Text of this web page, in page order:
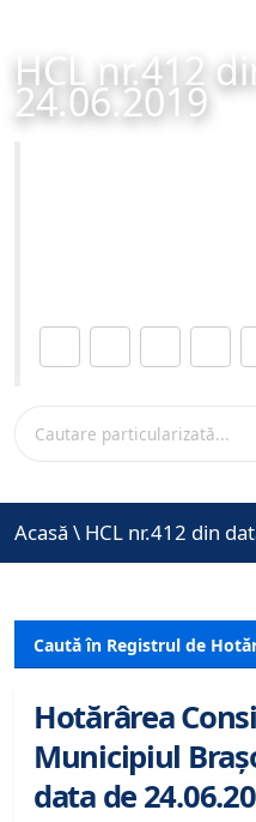
HCL nr.412
24.06.2019
Acasă \ HCL nr.412 din
Caută în Registrul de
Hotărârea
Municipiul
data de